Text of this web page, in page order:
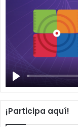
¡Participa aquí!